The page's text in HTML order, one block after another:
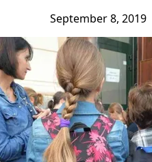
September 8, 2019